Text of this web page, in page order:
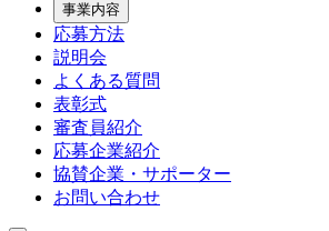
事業内容
応募方法
説明会
よくある質問
表彰式
審査員紹介
応募企業紹介
協賛企業・サポーター
お問い合わせ